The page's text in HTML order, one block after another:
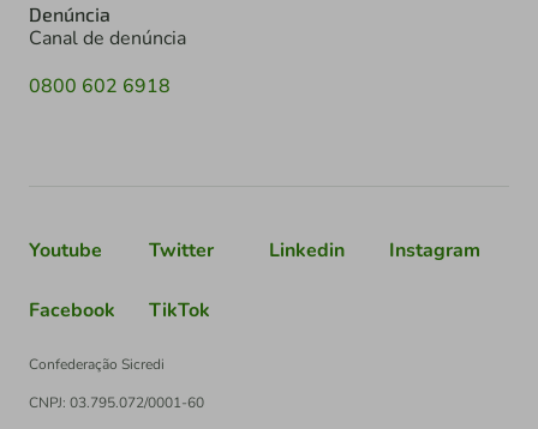
Denúncia
Canal de denúncia
0800 602 6918
Youtube Twitter Linkedin Instagram
Facebook TikTok
Confederação Sicredi
CNPJ: 03.795.072/0001-60